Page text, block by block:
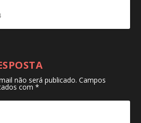
não será publicado. Campos
com*